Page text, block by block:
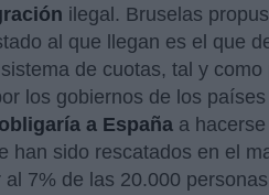
ilegal. Bruselas
al que llegan es el que
de cuotas, tal y
los gobiernos de los
a España a
han sido rescatados en el
al 7% de las 20.000